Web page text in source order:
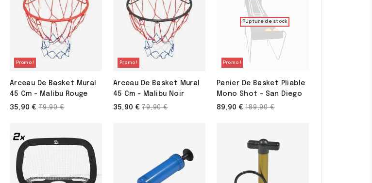
Promo !
Arceau De Basket Mural
45 Cm - Malibu Rouge
35,90 € Prix
79,90 €
Promo !
Arceau De Basket Mural
45 Cm - Malibu Noir
35,90 € Prix
79,90 €
Promo !
Rupture de stock
Panier De Basket Pliable
Mono Shot - San Diego
89,90 € Prix
189,90 €